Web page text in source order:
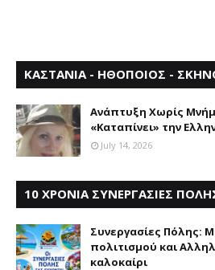
ΚΑΣΤΑΝΙΑ - ΗΘΟΠΟΙΟΣ -
Aνάπτυξη Xωρίς
«Καταπίνει» την
July 14, 2026
10 ΧΡΟΝΙΑ ΣΥΝΕΡΓΑΣΙΕΣ
Συνεργασίες Πόλης:
πολιτισμού και
καλοκαίρι